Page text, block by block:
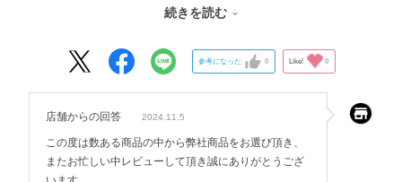
ります、宜しくお願いします。続きを読む
参考になった 0 Like! 0
店舗からの回答 2024.11.5
この度は数ある商品の中から弊社商品をお選び頂き、
またお忙しい中レビューして頂き誠にありがとうござ